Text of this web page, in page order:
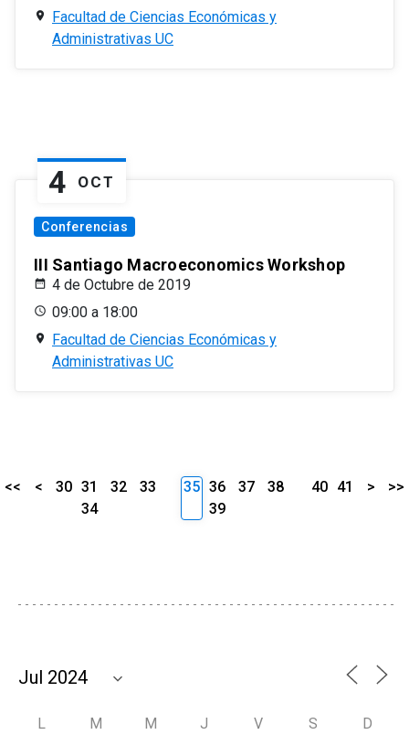
Facultad de Ciencias Económicas y
Administrativas UC
4 OCT
Conferencias
III Santiago Macroeconomics Workshop
4 de Octubre de 2019
09:00 a 18:00
Facultad de Ciencias Económicas y
Administrativas UC
<< < 30 31 32
33
34
35 36 37
38
39
40 41 > >>
L M M J V S D